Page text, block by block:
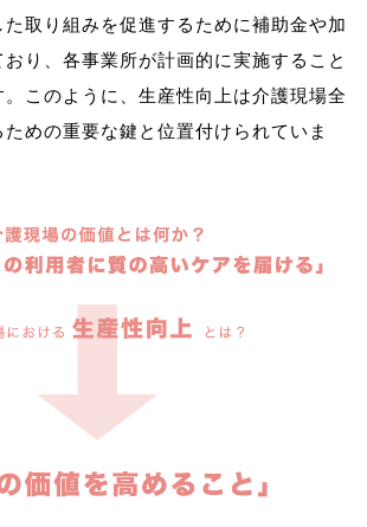
た取り組みを促進するために補助金や加
り、各事業所が計画的に実施すること
。このように、生産性向上は介護現場全
めの重要な鍵と位置付けられていま